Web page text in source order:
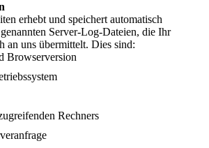
erhebt und speichert automatisch
Server-Log-Dateien, die Ihr
an uns übermittelt. Dies sind:
Browserversion
Rechners